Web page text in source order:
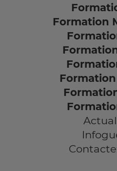
Formation
Formation